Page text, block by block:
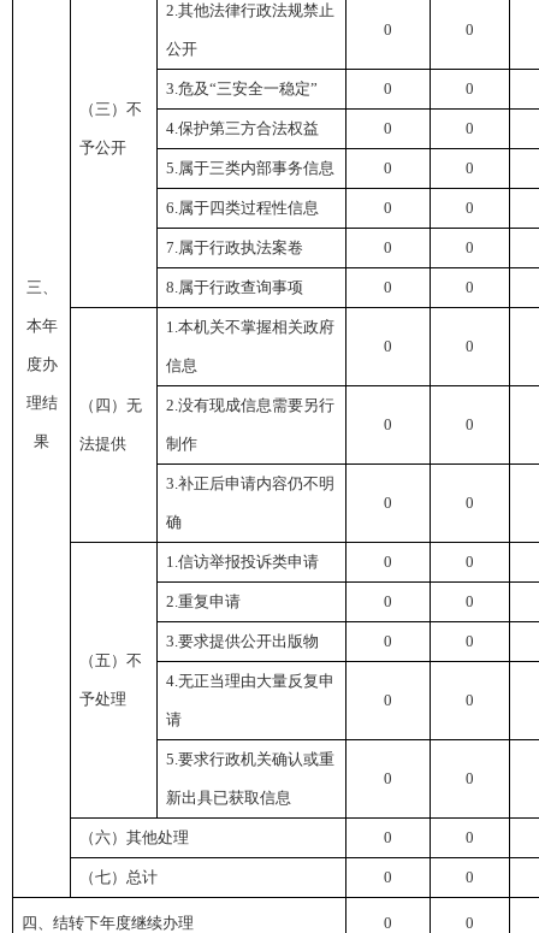
三、
本年
度办
理结
果
（三）不
予公开
2.其他法律行政法规禁止
公开
0 0
3.危及“三安全一稳定” 0 0
4.保护第三方合法权益 0 0
5.属于三类内部事务信息 0 0
6.属于四类过程性信息 0 0
7.属于行政执法案卷 0 0
8.属于行政查询事项 0 0
（四）无
法提供
1.本机关不掌握相关政府
信息
0 0
2.没有现成信息需要另行
制作
0 0
3.补正后申请内容仍不明
确
0 0
（五）不
予处理
1.信访举报投诉类申请 0 0
2.重复申请 0 0
3.要求提供公开出版物 0 0
4.无正当理由大量反复申
请
0 0
5.要求行政机关确认或重
新出具已获取信息
0 0
（六）其他处理 0 0
（七）总计 0 0
四、结转下年度继续办理 0 0